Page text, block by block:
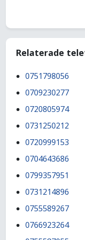
Relaterade
0751798056
0709230277
0720805974
0731250212
0720999153
0704643686
0799357951
0731214896
0755589267
0766923264